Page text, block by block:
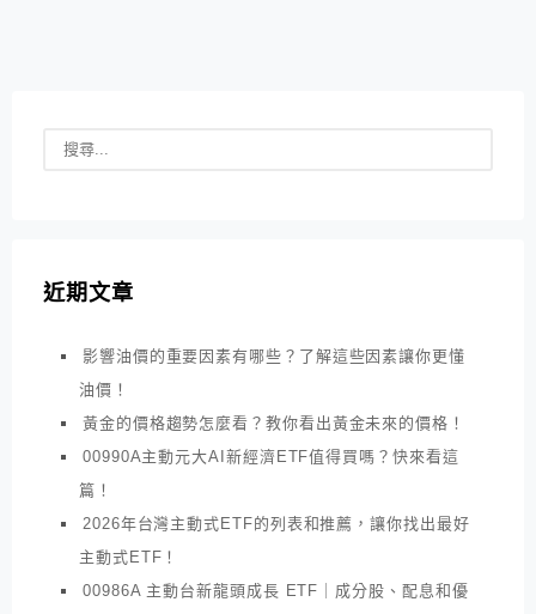
近期文章
影響油價的重要因素有哪些？了解這些因素讓你更懂
油價！
黃金的價格趨勢怎麼看？教你看出黃金未來的價格！
00990A主動元大AI新經濟ETF值得買嗎？快來看這
篇！
2026年台灣主動式ETF的列表和推薦，讓你找出最好
主動式ETF！
00986A 主動台新龍頭成長 ETF｜成分股、配息和優